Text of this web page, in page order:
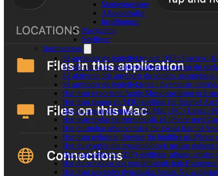
Markeringsläge
Albumdetaljer
Inställningar
Navigering
Spellistor
Instruktioner
Så använder du ljudeffekter och DSP i Flacbox:
Så slår du på en musikvisualiserare medan du
Så aktiverar och använder du sömlös uppspelning
Så använder du ljudeffekterna i Evermusic:
Hur man exporterar Apple Music-spellistor och
Hur man skapar en M3U-spellista för Internet
Hur du spelar din musik från Mac / PC / Linux /
Hur man spelar sin egen musik på iPhone med
Hur du ändrar albumomslag för lokala låtar på
Hur man redigerar låttexter för ljudfiler på iPhone
Hur du överför ditt musikbibliotek mellan enheter
Hur man arkiverar (ZIP) spellistor, album, artister
Hur du scrobblar din musikhistorik från
Hur man använder dynamiska Spelas Nu-